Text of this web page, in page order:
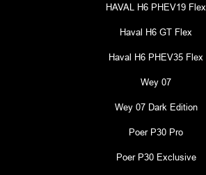
HAVAL H6 PHEV19 Flex
Haval H6 GT Flex
Haval H6 PHEV35 Flex
Wey 07
Wey 07 Dark Edition
Poer P30 Pro
Poer P30 Exclusive